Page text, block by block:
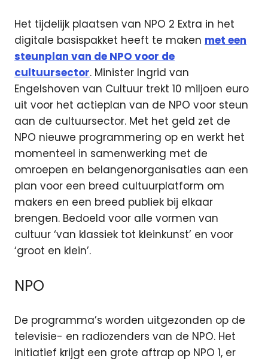
Het tijdelijk plaatsen van NPO 2 Extra in het
digitale basispakket heeft te maken met een
steunplan van de NPO voor de
cultuursector. Minister Ingrid van
Engelshoven van Cultuur trekt 10 miljoen euro
uit voor het actieplan van de NPO voor steun
aan de cultuursector. Met het geld zet de
NPO nieuwe programmering op en werkt het
momenteel in samenwerking met de
omroepen en belangenorganisaties aan een
plan voor een breed cultuurplatform om
makers en een breed publiek bij elkaar
brengen. Bedoeld voor alle vormen van
cultuur ‘van klassiek tot kleinkunst’ en voor
‘groot en klein’.
NPO
De programma’s worden uitgezonden op de
televisie- en radiozenders van de NPO. Het
initiatief krijgt een grote aftrap op NPO 1, er